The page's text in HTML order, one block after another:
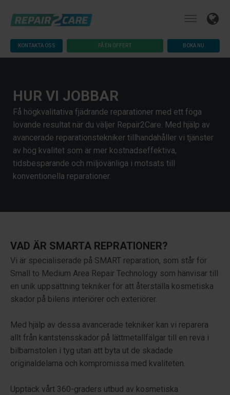
KONTAKTA OSS FÅ EN OFFERT BOKA NU
HUR VI JOBBAR
Få högkvalitativa fjädrande reparationer med ett föga
lovande resultat när du väljer Repair2Care. Med hjälp av
avancerade reparationstekniker tillhandahåller vi tjänster
av hög kvalitet som är mer kostnadseffektiva,
tidsbesparande och miljövänliga i motsats till
konventionella reparationer.
VAD ÄR SMARTA REPRATIONER?
Vi är specialiserade på SMART reparation, som står för
Small to Medium Area Repair Technology som hänvisar till
en unik uppsättning tekniker för att återställa kosmetiska
skador på bilens interiörer och exteriörer.
Med hjälp av dessa avancerade tekniker kan vi reparera
allt från kantstensskador på lättmetallfälgar till en reva i
bilbarnstolen i tyg utan att byta ut de skadade
originaldelarna och kompromissa med kvaliteten.
Upptäck vårt 360-graders utbud av kosmetiska